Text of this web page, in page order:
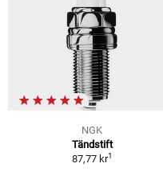
NGK
Tändstift
87,77 kr1